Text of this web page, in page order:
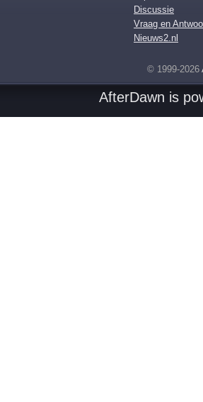
Discussie
Vraag en
Nieuws2.nl
© 1999-2026
AfterDawn is